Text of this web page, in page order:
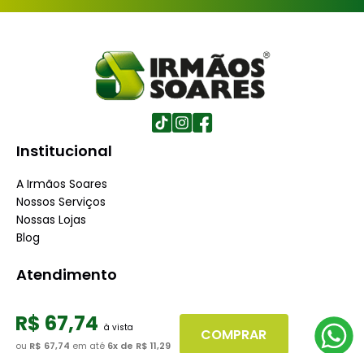
R$ 67,74
ou R$ 67,74 em até 6x de R$ 11,29
COMPRAR
Institucional
A Irmãos Soares
Nossos Serviços
Nossas Lojas
Blog
Atendimento
Fale Conosco
Minha Conta